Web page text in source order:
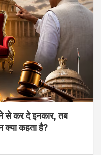
से कर दे इनकार, तब
क्या कहता है?